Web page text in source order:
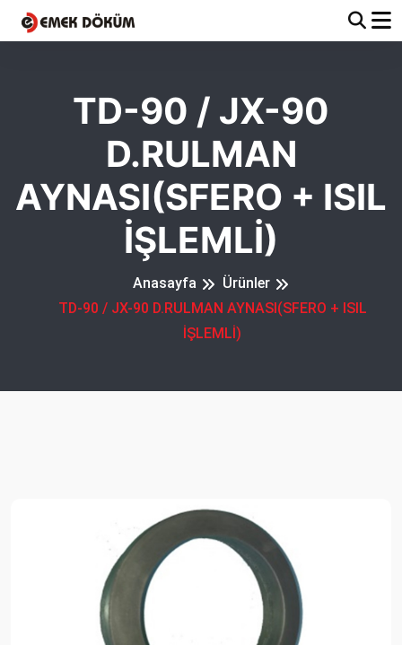
TD-90 / JX-90
D.RULMAN
AYNASI(SFERO + ISIL
İŞLEMLİ)
Anasayfa
Ürünler
TD-90 / JX-90 D.RULMAN AYNASI(SFERO + ISIL
İŞLEMLİ)